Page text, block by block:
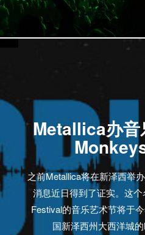
Metallica办
之前Metallica将在新泽西举
消息近日得到了证实。这
Festival的音乐艺术节将于
国新泽西州大西洋城的